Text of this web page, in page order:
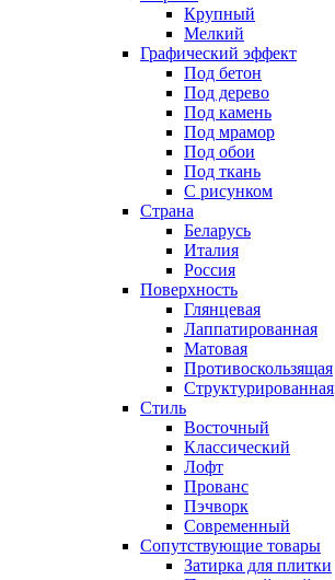
Крупный
Мелкий
Графический эффект
Под бетон
Под дерево
Под камень
Под мрамор
Под обои
Под ткань
С рисунком
Страна
Беларусь
Италия
Россия
Поверхность
Глянцевая
Лаппатированная
Матовая
Противоскользящая
Структурированная
Стиль
Восточный
Классический
Лофт
Прованс
Пэчворк
Современный
Сопутствующие товары
Затирка для плитки